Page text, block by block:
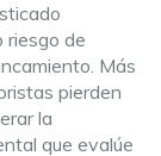
riesgo de
Más
pierden
la
que evalúe